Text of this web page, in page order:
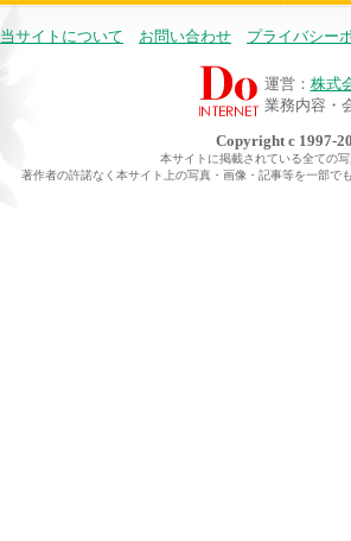
当サイトについて お問い合わせ プライバシー
運営： 株式
業務内容・
Copyright c 1997-
本サイトに掲載されている全ての
著作者の許諾なく本サイト上の写真・画像・記事等を一部で